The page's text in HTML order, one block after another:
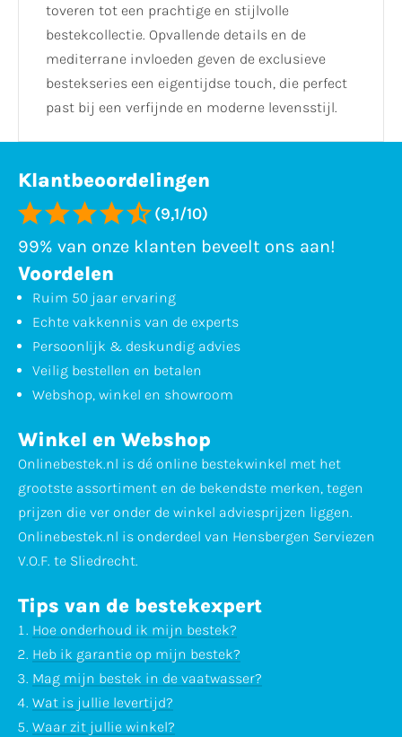
toveren tot een prachtige en stijlvolle
bestekcollectie. Opvallende details en de
mediterrane invloeden geven de exclusieve
bestekseries een eigentijdse touch, die perfect
past bij een verfijnde en moderne levensstijl.
Klantbeoordelingen
(9,1/10)
99% van onze klanten beveelt ons aan!
Voordelen
Ruim 50 jaar ervaring
Echte vakkennis van de experts
Persoonlijk & deskundig advies
Veilig bestellen en betalen
Webshop, winkel en showroom
Winkel en Webshop
Onlinebestek.nl is dé online bestekwinkel met het
grootste assortiment en de bekendste merken, tegen
prijzen die ver onder de winkel adviesprijzen liggen.
Onlinebestek.nl is onderdeel van Hensbergen Serviezen
V.O.F. te Sliedrecht.
Tips van de bestekexpert
Hoe onderhoud ik mijn bestek?
Heb ik garantie op mijn bestek?
Mag mijn bestek in de vaatwasser?
Wat is jullie levertijd?
Waar zit jullie winkel?